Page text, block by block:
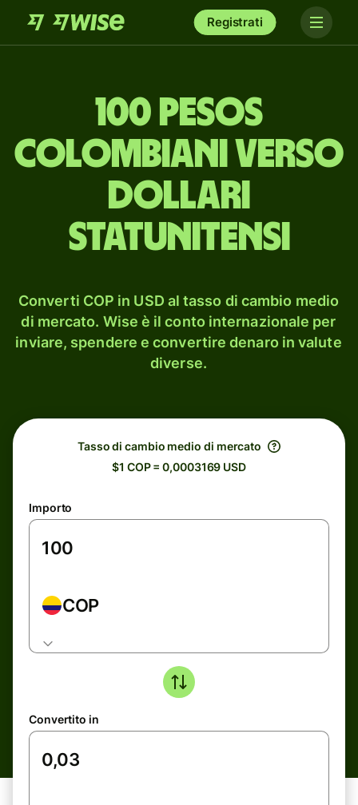
Registrati
100 pesos
colombiani verso
dollari
statunitensi
Converti COP in USD al tasso di cambio medio
di mercato. Wise è il conto internazionale per
inviare, spendere e convertire denaro in valute
diverse.
Tasso di cambio medio di mercato
$1 COP = 0,0003169 USD
Importo
COP
Convertito in